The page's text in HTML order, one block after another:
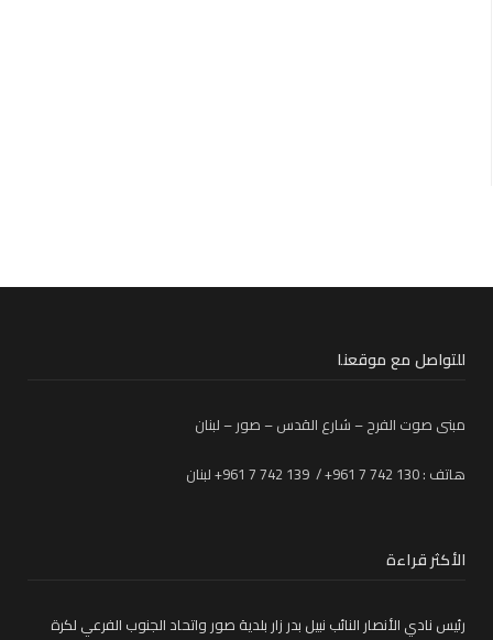
للتواصل مع موقعنا
مبنى صوت الفرح – شارع القدس – صور – لبنان
هاتف : 130 742 7 961+ / 139 742 7 961+ لبنان
الأكثر قراءة
رئيس نادي الأنصار النائب نبيل بدر زار بلدية صور واتحاد الجنوب الفرعي لكرة